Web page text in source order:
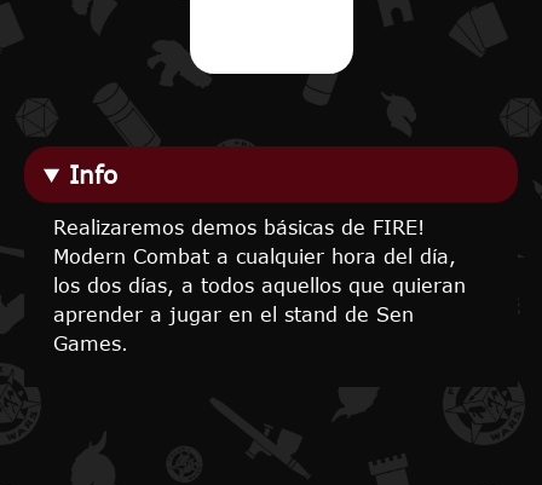
Info
Realizaremos demos básicas de FIRE!
Modern Combat a cualquier hora del día,
los dos días, a todos aquellos que quieran
aprender a jugar en el stand de Sen
Games.